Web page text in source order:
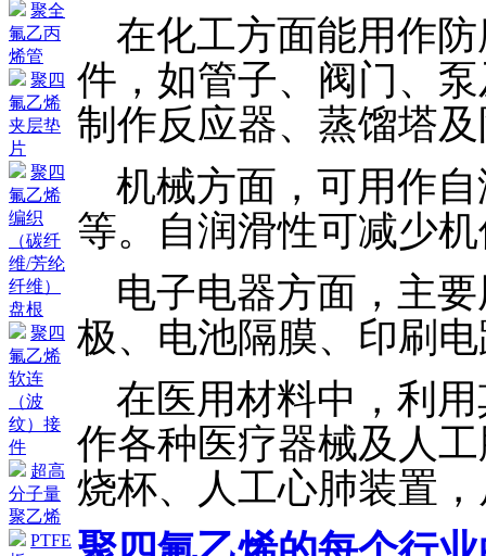
聚全
氟乙丙
烯管
聚四
氟乙烯
夹层垫
片
聚四
氟乙烯
编织
（碳纤
维/芳纶
纤维）
盘根
聚四
氟乙烯
软连
（波
纹）接
件
超高
分子量
聚乙烯
PTFE
在化工方面能用作防
件，如管子、阀门、
制作反应器、蒸馏塔
机械方面，可用作自
等。自润滑性可减少
电子电器方面，主要
极、电池隔膜、印刷
在医用材料中，利用
作各种医疗器械及人
烧杯、人工心肺装置